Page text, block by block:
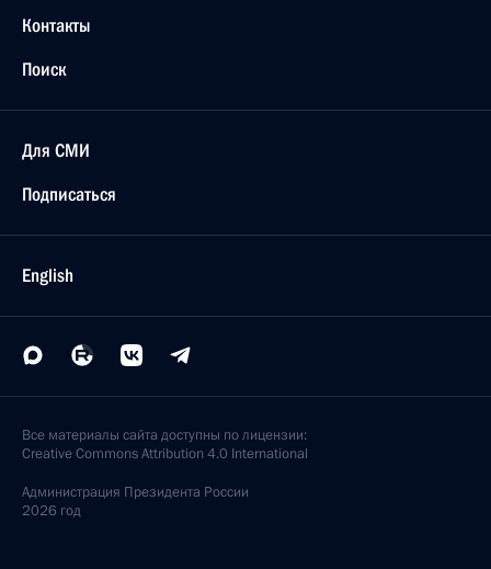
Контакты
Поиск
Для СМИ
Подписаться
English
Все материалы сайта доступны по лицензии:
Creative Commons Attribution 4.0 International
Администрация Президента России
2026 год